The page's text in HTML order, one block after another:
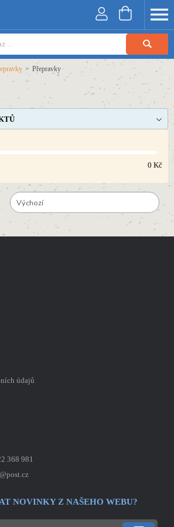
> Přepravky
0 Kč
Výchozí
údajů
368 981
NOVINKY Z NAŠEHO WEBU?